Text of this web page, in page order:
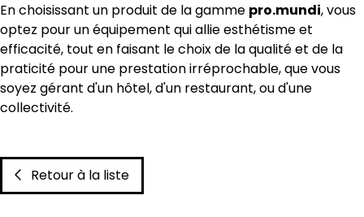
En choisissant un produit de la gamme pro.mundi, vous
optez pour un équipement qui allie esthétisme et
efficacité, tout en faisant le choix de la qualité et de la
praticité pour une prestation irréprochable, que vous
soyez gérant d'un hôtel, d'un restaurant, ou d'une
collectivité.
Retour à la liste